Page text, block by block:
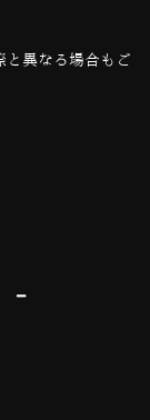
異なる場合もご